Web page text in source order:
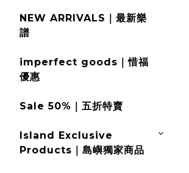
NEW ARRIVALS｜最新樂
譜
imperfect goods｜惜福
優惠
Sale 50%｜五折特賣
Island Exclusive
Products｜島嶼獨家商品